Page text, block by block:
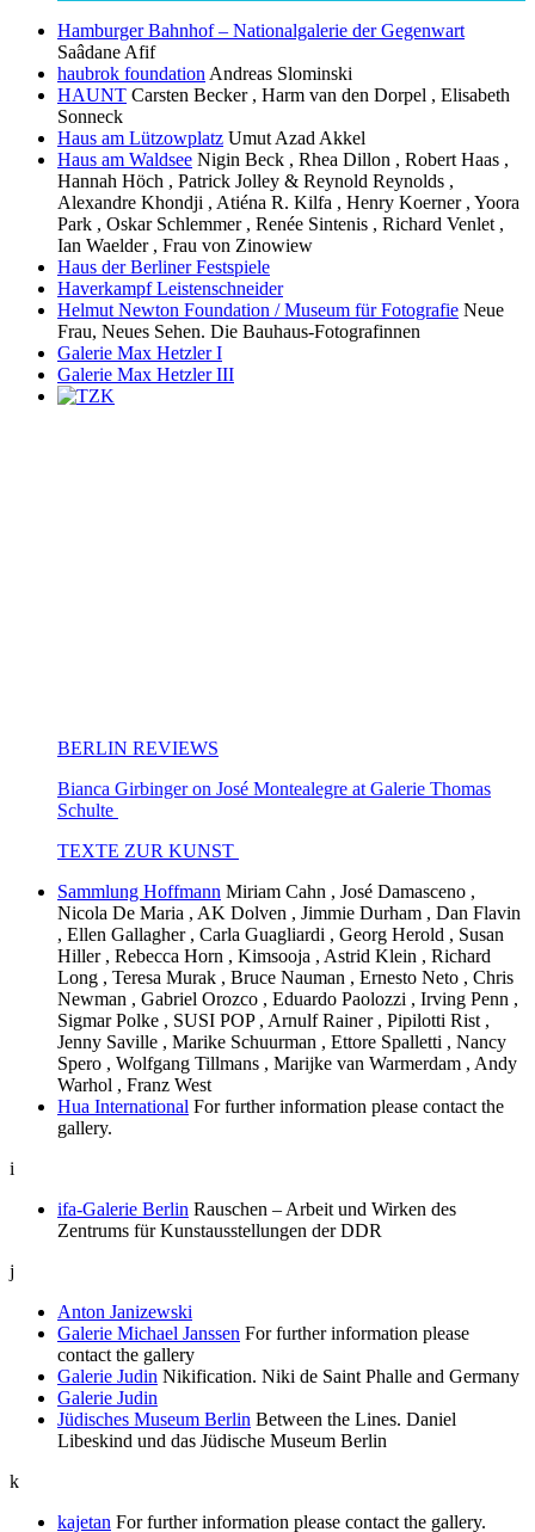
Hamburger Bahnhof – Nationalgalerie der Gegenwart
Saâdane Afif
haubrok foundation Andreas Slominski
HAUNT Carsten Becker , Harm van den Dorpel , Elisabeth
Sonneck
Haus am Lützowplatz Umut Azad Akkel
Haus am Waldsee Nigin Beck , Rhea Dillon , Robert Haas ,
Hannah Höch , Patrick Jolley & Reynold Reynolds ,
Alexandre Khondji , Atiéna R. Kilfa , Henry Koerner , Yoora
Park , Oskar Schlemmer , Renée Sintenis , Richard Venlet ,
Ian Waelder , Frau von Zinowiew
Haus der Berliner Festspiele
Haverkampf Leistenschneider
Helmut Newton Foundation / Museum für Fotografie Neue
Frau, Neues Sehen. Die Bauhaus-Fotografinnen
Galerie Max Hetzler I
Galerie Max Hetzler III
BERLIN REVIEWS
Bianca Girbinger on José Montealegre at Galerie Thomas
Schulte
TEXTE ZUR KUNST
Sammlung Hoffmann Miriam Cahn , José Damasceno ,
Nicola De Maria , AK Dolven , Jimmie Durham , Dan Flavin
, Ellen Gallagher , Carla Guagliardi , Georg Herold , Susan
Hiller , Rebecca Horn , Kimsooja , Astrid Klein , Richard
Long , Teresa Murak , Bruce Nauman , Ernesto Neto , Chris
Newman , Gabriel Orozco , Eduardo Paolozzi , Irving Penn ,
Sigmar Polke , SUSI POP , Arnulf Rainer , Pipilotti Rist ,
Jenny Saville , Marike Schuurman , Ettore Spalletti , Nancy
Spero , Wolfgang Tillmans , Marijke van Warmerdam , Andy
Warhol , Franz West
Hua International For further information please contact the
gallery.
i
ifa-Galerie Berlin Rauschen – Arbeit und Wirken des
Zentrums für Kunstausstellungen der DDR
j
Anton Janizewski
Galerie Michael Janssen For further information please
contact the gallery
Galerie Judin Nikification. Niki de Saint Phalle and Germany
Galerie Judin
Jüdisches Museum Berlin Between the Lines. Daniel
Libeskind und das Jüdische Museum Berlin
k
kajetan For further information please contact the gallery.